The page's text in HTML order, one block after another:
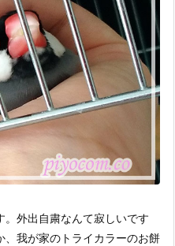
外出自粛なんて寂しいです
、我が家のトライカラーのお餅